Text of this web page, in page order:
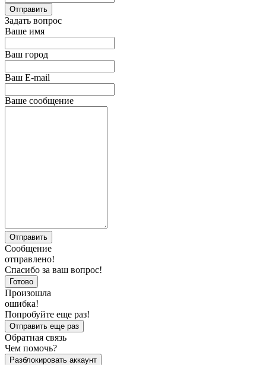
Отправить
Задать вопрос
Ваше имя
Ваш город
Ваш E-mail
Ваше сообщение
Отправить
Сообщение
отправлено!
Спасибо за ваш вопрос!
Готово
Произошла
ошибка!
Попробуйте еще раз!
Отправить еще раз
Обратная связь
Чем помочь?
Разблокировать аккаунт